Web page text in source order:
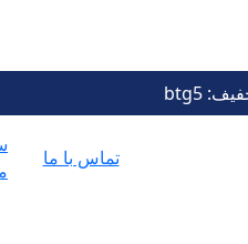
تماس با ما